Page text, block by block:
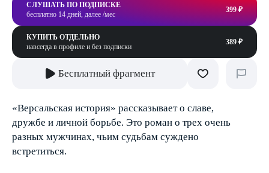
СЛУШАТЬ ПО ПОДПИСКЕ
бесплатно 14 дней, далее /мес
399 ₽
КУПИТЬ ОТДЕЛЬНО
навсегда в профиле и без подписки
389 ₽
Бесплатный фрагмент
«Версальская история» рассказывает о славе,
дружбе и личной борьбе. Это роман о трех очень
разных мужчинах, чьим судьбам суждено
встретиться.